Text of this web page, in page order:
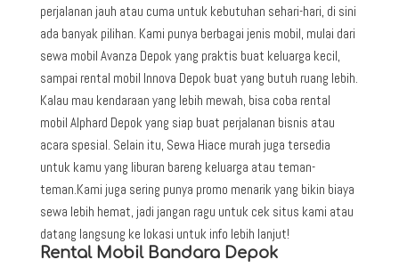
perjalanan jauh atau cuma untuk kebutuhan sehari-hari, di sini
ada banyak pilihan. Kami punya berbagai jenis mobil, mulai dari
sewa mobil Avanza Depok yang praktis buat keluarga kecil,
sampai rental mobil Innova Depok buat yang butuh ruang lebih.
Kalau mau kendaraan yang lebih mewah, bisa coba rental
mobil Alphard Depok yang siap buat perjalanan bisnis atau
acara spesial. Selain itu, Sewa Hiace murah juga tersedia
untuk kamu yang liburan bareng keluarga atau teman-
teman.Kami juga sering punya promo menarik yang bikin biaya
sewa lebih hemat, jadi jangan ragu untuk cek situs kami atau
datang langsung ke lokasi untuk info lebih lanjut!
Rental Mobil Bandara Depok